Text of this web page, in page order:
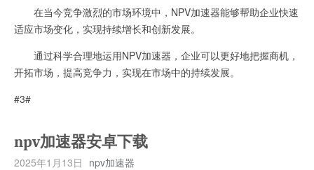
在当今竞争激烈的市场环境中，NPV加速器能够帮助企业快速
适应市场变化，实现持续增长和创新发展。
通过科学合理地运用NPV加速器，企业可以更好地把握商机，
开拓市场，提高竞争力，实现在市场中的持续发展。
#3#
npv加速器安卓下载
2025年1月13日 npv加速器